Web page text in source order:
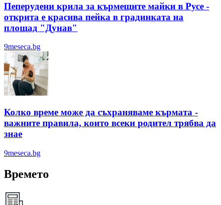
Пеперудени крила за кърмещите майки в Русе -
открита е красива пейка в градинката на
площад "Дунав"
9meseca.bg
Колко време може да съхраняваме кърмата -
важните правила, които всеки родител трябва да
знае
9meseca.bg
Времето